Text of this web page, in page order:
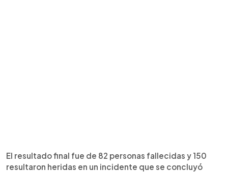
El resultado final fue de 82 personas fallecidas y 150
resultaron heridas en un incidente que se concluyó